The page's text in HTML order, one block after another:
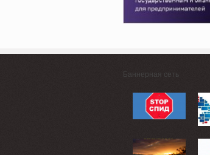
Баннерная сеть